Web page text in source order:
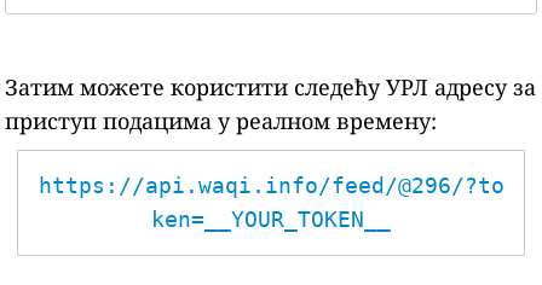
Затим можете користити следећу УРЛ адресу за
приступ подацима у реалном времену:
https://api.waqi.info/feed/@296/?to
ken=__YOUR_TOKEN__